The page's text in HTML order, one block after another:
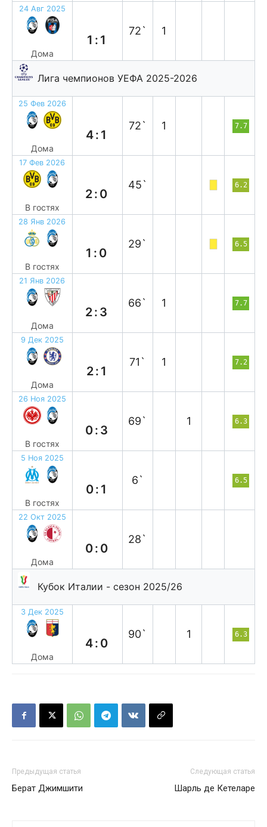
24 Авг 2025
Дома
1:1
72` 1
Лига чемпионов УЕФА 2025-2026
25 Фев 2026
Дома
4:1
72` 1 7.7
17 Фев 2026
В гостях
2:0
45` 6.2
28 Янв 2026
В гостях
1:0
29` 6.5
21 Янв 2026
Дома
2:3
66` 1 7.7
9 Дек 2025
Дома
2:1
71` 1 7.2
26 Ноя 2025
В гостях
0:3
69` 1 6.3
5 Ноя 2025
В гостях
0:1
6` 6.5
22 Окт 2025
Дома
0:0
28`
Кубок Италии - сезон 2025/26
3 Дек 2025
Дома
4:0
90` 1 6.3
Предыдущая статья
Берат Джимшити
Следующая статья
Шарль де Кетеларе